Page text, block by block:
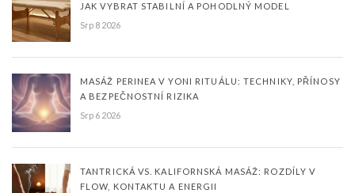
JAK VYBRAT STABILNÍ A POHODLNÝ MODEL
Srp 8 2026
MASÁŽ PERINEA V YONI RITUÁLU: TECHNIKY, PŘÍNOSY
A BEZPEČNOSTNÍ RIZIKA
Srp 6 2026
TANTRICKÁ VS. KALIFORNSKÁ MASÁŽ: ROZDÍLY V
FLOW, KONTAKTU A ENERGII